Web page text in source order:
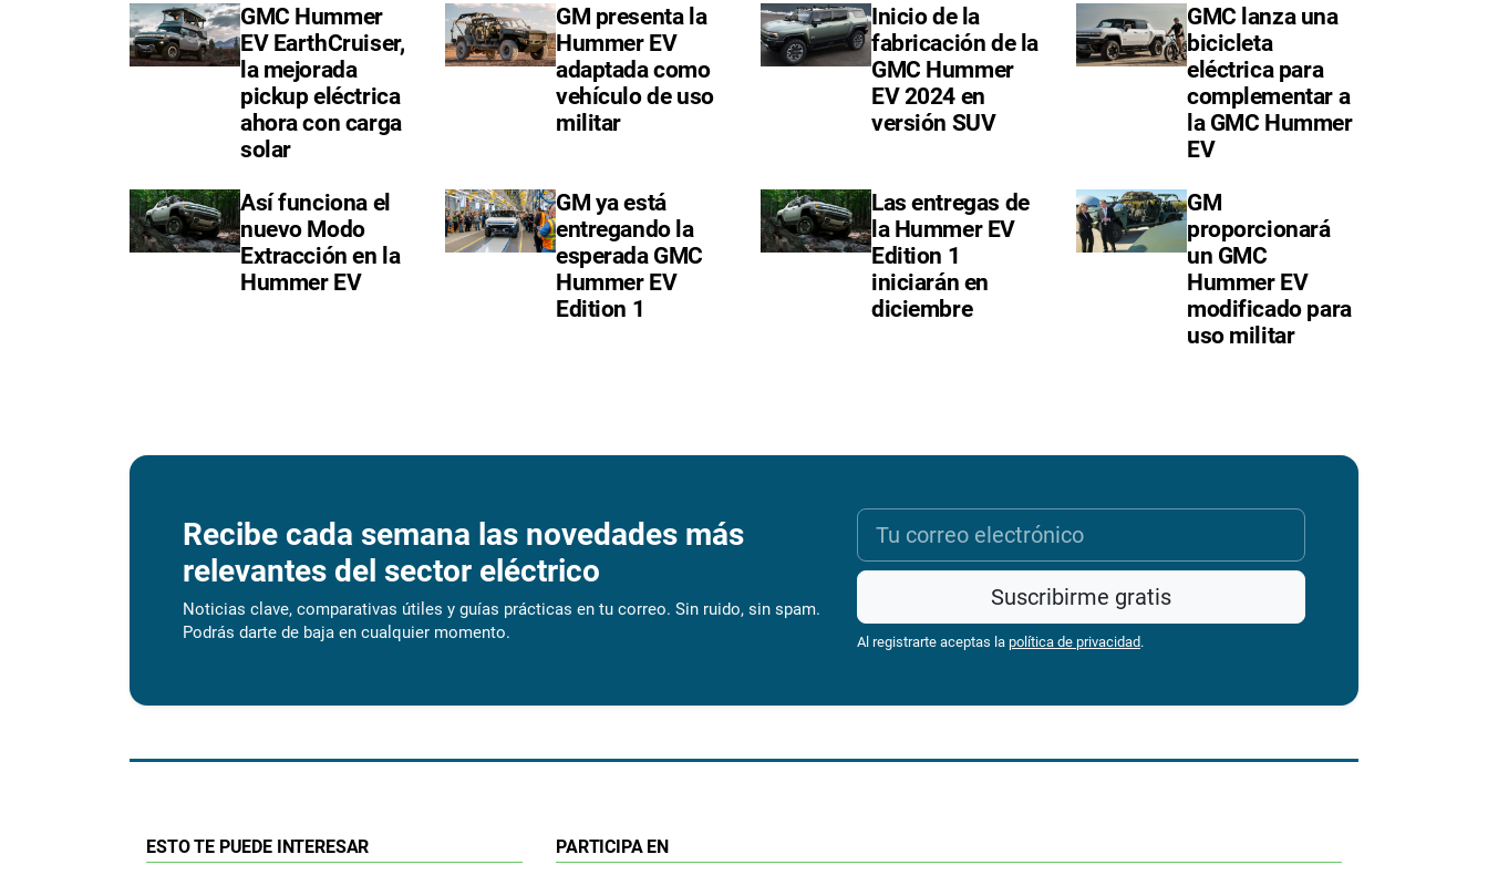
GMC Hummer
EV EarthCruiser,
la mejorada
pickup eléctrica
ahora con carga
solar
GM presenta la
Hummer EV
adaptada como
vehículo de uso
militar
Inicio de la
fabricación de la
GMC Hummer
EV 2024 en
versión SUV
GMC lanza una
bicicleta
eléctrica para
complementar a
la GMC Hummer
EV
Así funciona el
nuevo Modo
Extracción en la
Hummer EV
GM ya está
entregando la
esperada GMC
Hummer EV
Edition 1
Las entregas de
la Hummer EV
Edition 1
iniciarán en
diciembre
GM
proporcionará
un GMC
Hummer EV
modificado para
uso militar
Recibe cada semana las novedades más
relevantes del sector eléctrico
Noticias clave, comparativas útiles y guías prácticas en tu correo. Sin ruido, sin spam.
Podrás darte de baja en cualquier momento.
Suscribirme gratis
Al registrarte aceptas la política de privacidad.
ESTO TE PUEDE INTERESAR PARTICIPA EN